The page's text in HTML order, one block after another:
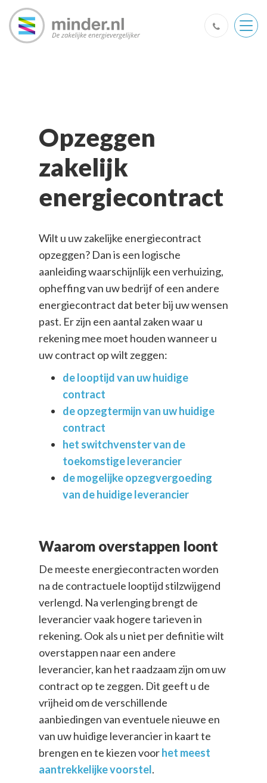
Opzeggen
zakelijk
energiecontract
Wilt u uw zakelijke energiecontract
opzeggen? Dan is een logische
aanleiding waarschijnlijk een verhuizing,
opheffing van uw bedrijf of een andere
energiecontract dat beter bij uw wensen
past. Er zijn een aantal zaken waar u
rekening mee moet houden wanneer u
uw contract op wilt zeggen:
de looptijd van uw huidige
contract
de opzegtermijn van uw huidige
contract
het switchvenster van de
toekomstige leverancier
de mogelijke opzegvergoeding
van de huidige leverancier
Waarom overstappen loont
De meeste energiecontracten worden
na de contractuele looptijd stilzwijgend
verlengd. Na verlenging brengt de
leverancier vaak hogere tarieven in
rekening. Ook als u niet per definitie wilt
overstappen naar een andere
leverancier, kan het raadzaam zijn om uw
contract op te zeggen. Dit geeft u de
vrijheid om de verschillende
aanbiedingen van eventuele nieuwe en
van uw huidige leverancier in kaart te
brengen en te kiezen voorhet meest
aantrekkelijke voorstel.